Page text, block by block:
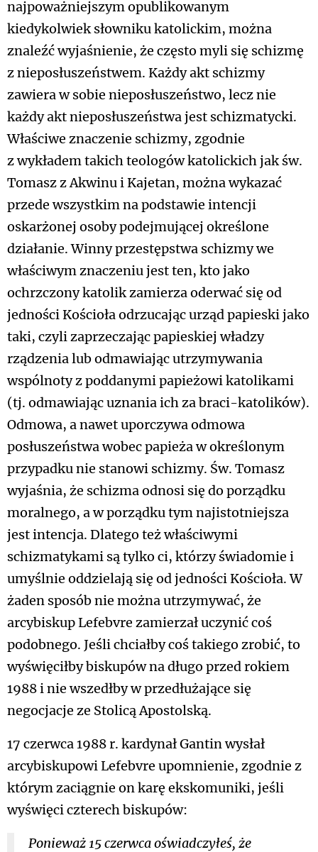
najpoważniejszym opublikowanym
kiedykolwiek słowniku katolickim, można
znaleźć wyjaśnienie, że często myli się schizmę
z nieposłuszeństwem. Każdy akt schizmy
zawiera w sobie nieposłuszeństwo, lecz nie
każdy akt nieposłuszeństwa jest schizmatycki.
Właściwe znaczenie schizmy, zgodnie
z wykładem takich teologów katolickich jak św.
Tomasz z Akwinu i Kajetan, można wykazać
przede wszystkim na podstawie intencji
oskarżonej osoby podejmującej określone
działanie. Winny przestępstwa schizmy we
właściwym znaczeniu jest ten, kto jako
ochrzczony katolik zamierza oderwać się od
jedności Kościoła odrzucając urząd papieski jako
taki, czyli zaprzeczając papieskiej władzy
rządzenia lub odmawiając utrzymywania
wspólnoty z poddanymi papieżowi katolikami
(tj. odmawiając uznania ich za braci-katolików).
Odmowa, a nawet uporczywa odmowa
posłuszeństwa wobec papieża w określonym
przypadku nie stanowi schizmy. Św. Tomasz
wyjaśnia, że schizma odnosi się do porządku
moralnego, a w porządku tym najistotniejsza
jest intencja. Dlatego też właściwymi
schizmatykami są tylko ci, którzy świadomie i
umyślnie oddzielają się od jedności Kościoła. W
żaden sposób nie można utrzymywać, że
arcybiskup Lefebvre zamierzał uczynić coś
podobnego. Jeśli chciałby coś takiego zrobić, to
wyświęciłby biskupów na długo przed rokiem
1988 i nie wszedłby w przedłużające się
negocjacje ze Stolicą Apostolską.
17 czerwca 1988 r. kardynał Gantin wysłał
arcybiskupowi Lefebvre upomnienie, zgodnie z
którym zaciągnie on karę ekskomuniki, jeśli
wyświęci czterech biskupów:
Ponieważ 15 czerwca oświadczyłeś, że